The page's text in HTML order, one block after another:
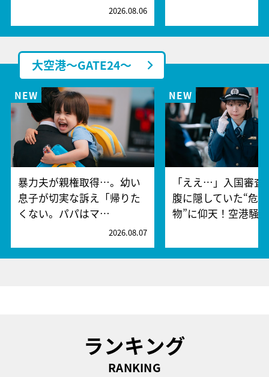
2026.08.06
大空港～GATE24～
暴力夫が親権取得…。幼い
息子が切実な訴え「帰りた
くない。パパはマ…
2026.08.07
「ええ…」入国審査
腹に隠していた“危
物”に仰天！空港騒
ランキング
RANKING